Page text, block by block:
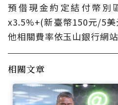
預借現金約定結付幣別
x3.5%+(新臺幣150元/5
他相關費率依玉山銀行網
相關文章